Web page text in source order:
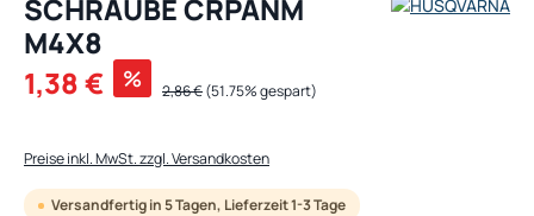
SCHRAUBE CRPANM
M4X8
Verkaufspreis:
1,38 € % Regulärer Preis:
2,86 €(51.75% gespart)
Preise inkl. MwSt. zzgl. Versandkosten
Versandfertig in 5 Tagen, Lieferzeit 1-3 Tage